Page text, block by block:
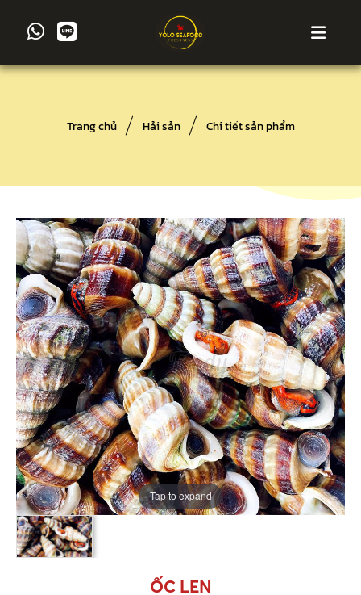
Trang chủ Hải sản Chi tiết sản phẩm
Tap to expand
ỐC LEN